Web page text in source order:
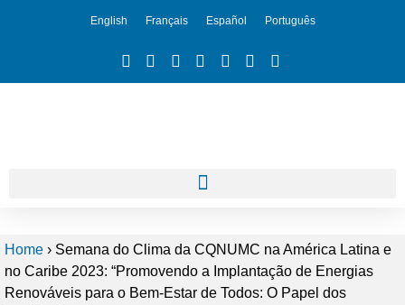
English Français Español Português
Home › Semana do Clima da CQNUMC na América Latina e
no Caribe 2023: “Promovendo a Implantação de Energias
Renováveis para o Bem-Estar de Todos: O Papel dos